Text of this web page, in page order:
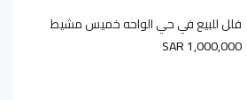
فلل للبيع في حي الواحه خميس مشيط
SAR 1,000,000